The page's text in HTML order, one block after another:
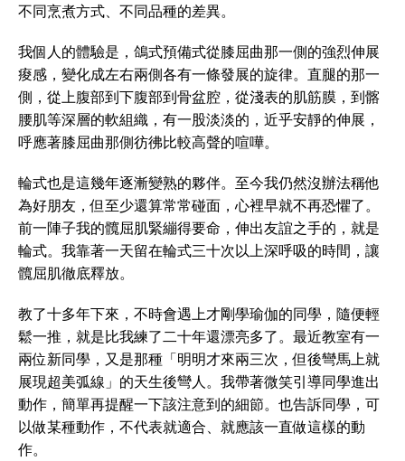
不同烹煮方式、不同品種的差異。
我個人的體驗是，鴿式預備式從膝屈曲那一側的強烈伸展
痠感，變化成左右兩側各有一條發展的旋律。直腿的那一
側，從上腹部到下腹部到骨盆腔，從淺表的肌筋膜，到髂
腰肌等深層的軟組織，有一股淡淡的，近乎安靜的伸展，
呼應著膝屈曲那側彷彿比較高聲的喧嘩。
輪式也是這幾年逐漸變熟的夥伴。至今我仍然沒辦法稱他
為好朋友，但至少還算常常碰面，心裡早就不再恐懼了。
前一陣子我的髖屈肌緊繃得要命，伸出友誼之手的，就是
輪式。我靠著一天留在輪式三十次以上深呼吸的時間，讓
髖屈肌徹底釋放。
教了十多年下來，不時會遇上才剛學瑜伽的同學，隨便輕
鬆一推，就是比我練了二十年還漂亮多了。最近教室有一
兩位新同學，又是那種「明明才來兩三次，但後彎馬上就
展現超美弧線」的天生後彎人。我帶著微笑引導同學進出
動作，簡單再提醒一下該注意到的細節。也告訴同學，可
以做某種動作，不代表就適合、就應該一直做這樣的動
作。